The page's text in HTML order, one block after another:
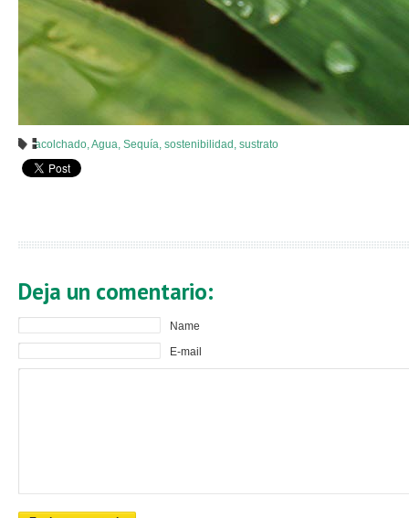
acolchado,Agua, Sequía, sostenibilidad , sustrato
Deja un comentario:
Name
E-mail